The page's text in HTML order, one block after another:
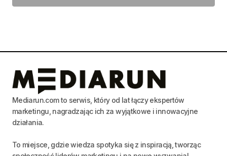
Mediarun.com to serwis, który od lat łączy ekspertów
marketingu, nagradzając ich za wyjątkowe i innowacyjne
działania.
To miejsce, gdzie wiedza spotyka się z inspiracją, tworząc